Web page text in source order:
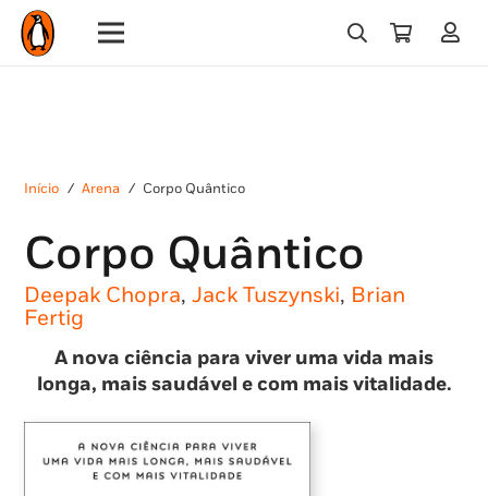
Início / Arena / Corpo Quântico
Corpo Quântico
Deepak Chopra, Jack Tuszynski, Brian
Fertig
A nova ciência para viver uma vida mais
longa, mais saudável e com mais vitalidade.